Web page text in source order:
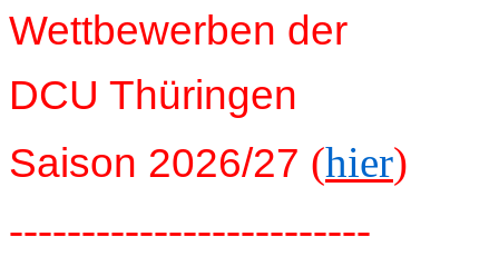
Wettbewerben der
DCU Thüringen
Saison 2026/27 (hier)
-------------------------